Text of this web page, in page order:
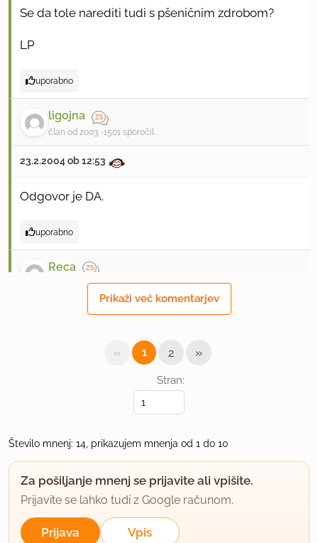
Se da tole narediti tudi s pšeničnim zdrobom?
LP
uporabno
ligojna
član od 2003 1501 sporočil
23.2.2004 ob 12:53
Odgovor je DA.
uporabno
Reca
član od 2004 3814 sporočil
17.4.2004 ob 16:00
Pa mislim da tudi iz različnih kaš.
ligojna
član od 2003 1501 sporočil
17.4.2004 ob 17:36
Imaš prav.
Prikaži več komentarjev
Stran:
« 1 2 »
Število mnenj: 14, prikazujem mnenja od 1 do 10
Za pošiljanje mnenj se prijavite ali vpišite.
Prijavite se lahko tudi z Google računom.
Prijava Vpis